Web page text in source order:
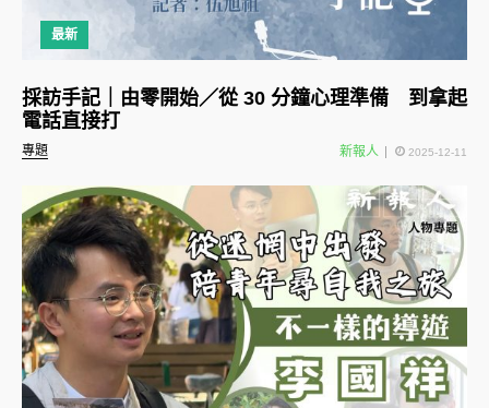
最新
專題
採訪手記｜由零開始／從 30 分鐘心理準備 到拿起
電話直接打
新報人 2025-12-11